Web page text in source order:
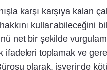
karşı karşıya kalan
kullanabileceğini
net bir şekilde
ifadeleri toplamak ve
olarak, işyerinde